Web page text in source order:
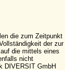
die zum Zeitpunkt
der zur
die mittels eines
nicht
DIVERSIT GmbH